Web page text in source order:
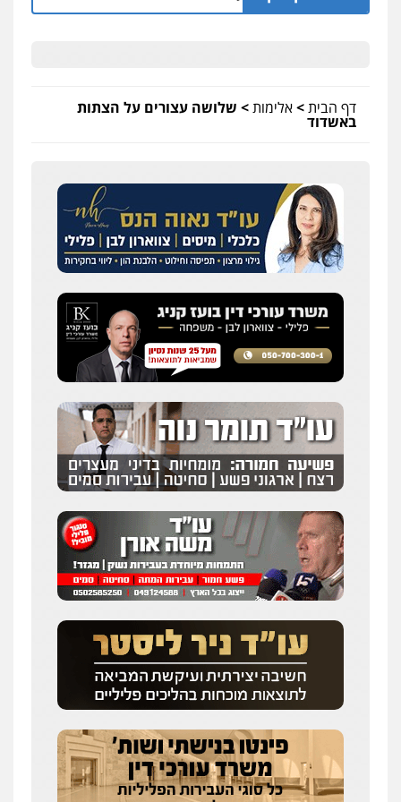
דף הבית>אלימות> שלושה עצורים על הצתות
באשדוד